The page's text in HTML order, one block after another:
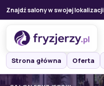
Znajdź salony w swojej lokalizacji
Strona główna Oferta